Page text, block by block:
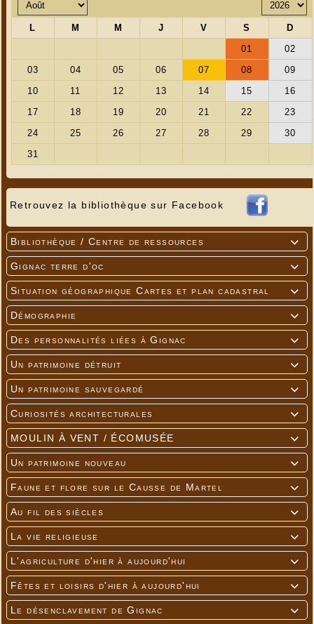
Retrouvez la bibliothèque sur Facebook

Bibliothèque / Centre de ressources

Gignac terre d'oc

Situation géographique Cartes et plan cadastral

Démographie

Des personnalités liées à Gignac

Un patrimoine détruit

Un patrimoine sauvegardé

Curiosités architecturales

MOULIN À VENT / ÉCOMUSÉE

Un patrimoine nouveau

Faune et flore sur le Causse de Martel

Au fil des siècles

La vie religieuse

L'agriculture d'hier à aujourd'hui

Fêtes et loisirs d'hier à aujourd'hui

Le désenclavement de Gignac